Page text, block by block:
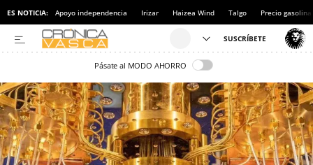
ES NOTICIA: Apoyo independencia Irizar Haizea Wind Talgo Precio gasolina
Pásate al MODO AHORRO